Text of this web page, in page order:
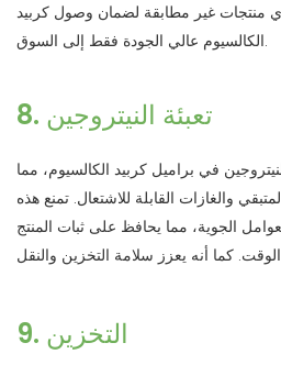
منتجات غير مطابقة لضمان وصول كربيد
الكالسيوم عالي الجودة فقط إلى السوق.
8. تعبئة النيتروجين
في براميل كربيد الكالسيوم، مما
والغازات القابلة للاشتعال. تمنع هذه
الجوية، مما يحافظ على ثبات المنتج
9. التخزين